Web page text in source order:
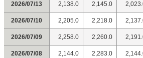
2026/07/13 2,138.0 2,145.0
2026/07/10 2,205.0 2,218.0
2026/07/09 2,258.0 2,260.0
2026/07/08 2,144.0 2,283.0